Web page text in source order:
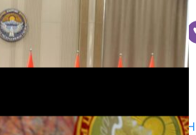
Комментарийлер
ГЕНДЕРДИК